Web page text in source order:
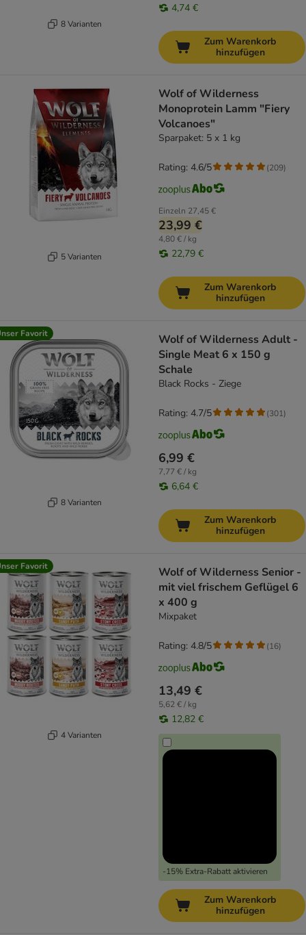
8 Varianten
4,74 €
Zum Warenkorb
hinzufügen
5 Varianten
Wolf of Wilderness
Monoprotein Lamm "Fiery
Volcanoes"
Sparpaket: 5 x 1 kg
Einzeln 27,45 €
23,99 €
4,80 € / kg
22,79 €
Rating: 4.6/5 (209)
Zum Warenkorb
hinzufügen
Favorit
8 Varianten
Wolf of Wilderness Adult -
Single Meat 6 x 150 g
Schale
Black Rocks - Ziege
6,99 €
7,77 € / kg
6,64 €
Rating: 4.7/5 (301)
Zum Warenkorb
hinzufügen
Favorit
4 Varianten
Wolf of Wilderness Senior -
mit viel frischem Geflügel 6
x 400 g
Mixpaket
13,49 €
5,62 € / kg
12,82 €
-15% Extra-Rabatt aktivieren
Rating: 4.8/5 (16)
Zum Warenkorb
hinzufügen